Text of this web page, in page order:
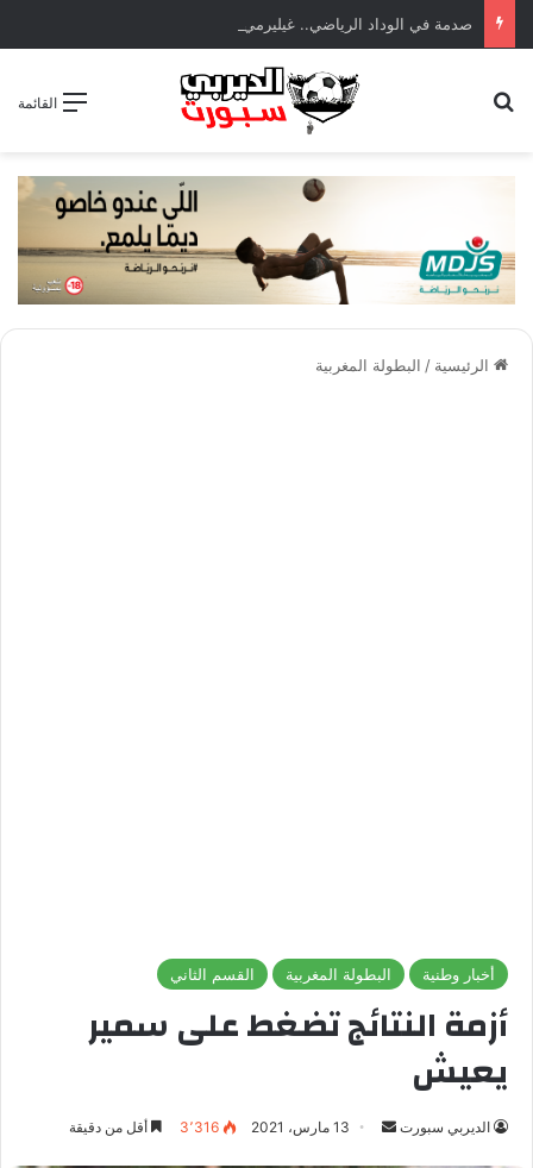
القائمة
الرئيسية / البطولة المغربية
أخبار وطنية البطولة المغربية القسم الثاني
أزمة النتائج تضغط على سمير
يعيش
الديربي سبورت 13 مارس، 2021 3٬316 أقل من دقيقة